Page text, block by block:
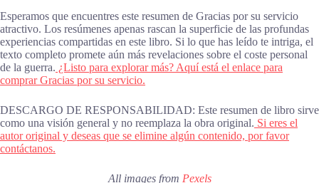
Esperamos que encuentres este resumen de Gracias por su servicio
atractivo. Los resúmenes apenas rascan la superficie de las profundas
experiencias compartidas en este libro. Si lo que has leído te intriga, el
texto completo promete aún más revelaciones sobre el coste personal
de la guerra. ¿Listo para explorar más? Aquí está el enlace para
comprar Gracias por su servicio.
DESCARGO DE RESPONSABILIDAD: Este resumen de libro sirve
como una visión general y no reemplaza la obra original. Si eres el
autor original y deseas que se elimine algún contenido, por favor
contáctanos.
All images from Pexels